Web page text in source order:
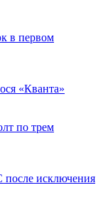
в первом
«Кванта»
по трем
после исключения